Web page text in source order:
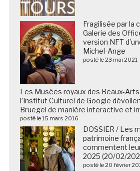
Fragilisée par la
Galerie des
version NFT
Michel-Ange
posté le 23 mai 2021
Les Musées royaux des Beaux-
l’Institut Culturel de Google
Bruegel de manière interactive et
posté le 15 mars 2016
DOSSIER / Les
patrimoine
commentent
2025 (20/02/
posté le 20 février